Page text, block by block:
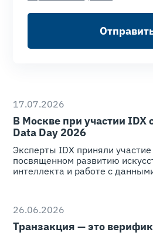
17.07.2026
В Москве при участии IDX
Data Day 2026
Эксперты IDX приняли
посвященном развитию
интеллекта и работе с
26.06.2026
Транзакция — это